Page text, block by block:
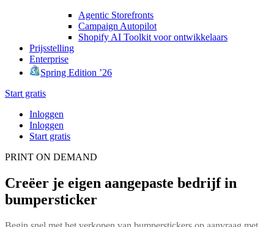
Agentic Storefronts
Campaign Autopilot
Shopify AI Toolkit voor ontwikkelaars
Prijsstelling
Enterprise
Spring Edition ’26
Start gratis
Inloggen
Inloggen
Start gratis
PRINT ON DEMAND
Creëer je eigen aangepaste bedrijf in
bumpersticker